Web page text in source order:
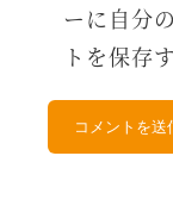
ーに自分
トを保存す